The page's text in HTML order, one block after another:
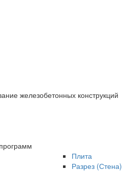
железобетонных конструкций
Плита
Разрез (Стена)